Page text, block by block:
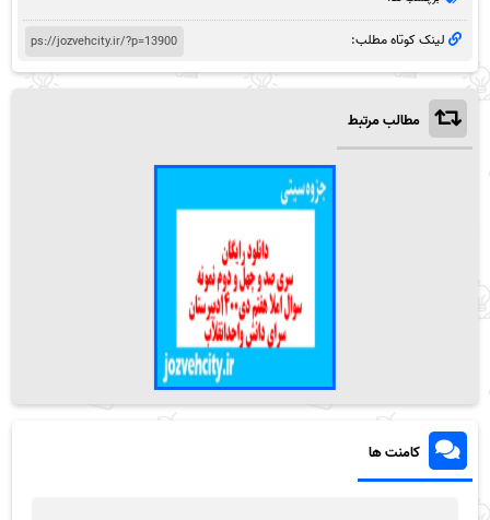
لینک کوتاه مطلب:
مطالب مرتبط
کامنت ها